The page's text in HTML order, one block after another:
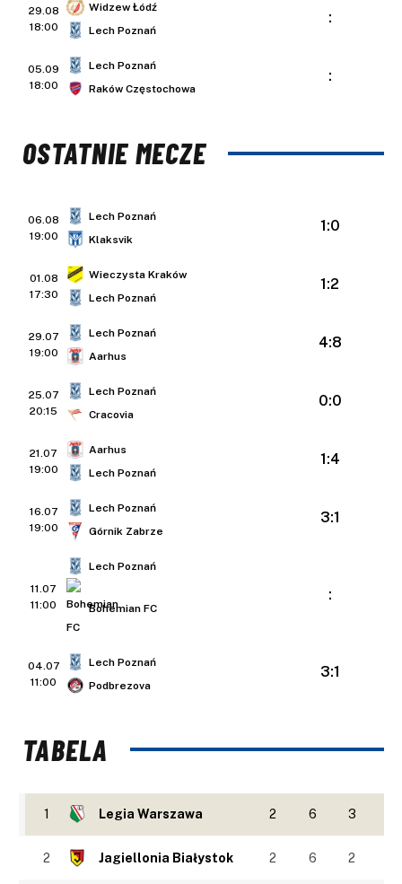
29.08
18:00
Widzew Łódź
Lech Poznań
:
05.09
18:00
Lech Poznań
Raków Częstochowa
:
OSTATNIE MECZE
06.08
19:00
Lech Poznań
Klaksvik
1:0
01.08
17:30
Wieczysta Kraków
Lech Poznań
1:2
29.07
19:00
Lech Poznań
Aarhus
4:8
25.07
20:15
Lech Poznań
Cracovia
0:0
21.07
19:00
Aarhus
Lech Poznań
1:4
16.07
19:00
Lech Poznań
Górnik Zabrze
3:1
11.07
11:00
Lech Poznań
Bohemian FC
:
04.07
11:00
Lech Poznań
Podbrezova
3:1
TABELA
1 Legia Warszawa 2 6 3
2 Jagiellonia Białystok 2 6 2